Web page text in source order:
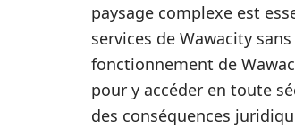
paysage complexe est
services de Wawacity
fonctionnement de
pour y accéder en toute
des conséquences